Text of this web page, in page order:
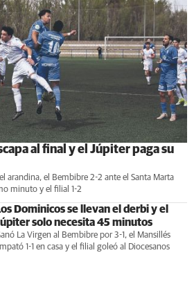
al final y el Júpiter paga su
arandina, el Bembibre 2-2 ante el Santa Marta
minuto y el filial 1-2
Dominicos se llevan el derbi y el
solo necesita 45 minutos
La Virgen al Bembibre por 3-1, el Mansillés
1-1 en casa y el filial goleó al Diocesanos